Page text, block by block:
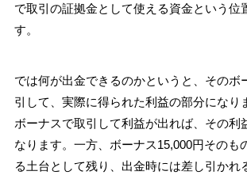
で取引の証拠金として使える資金という位
す。
では何が出金できるのかというと、そのボ
引して、実際に得られた利益の部分になり
ボーナスで取引して利益が出れば、その利
なります。一方、ボーナス15,000円そのも
る土台として残り、出金時には差し引かれ